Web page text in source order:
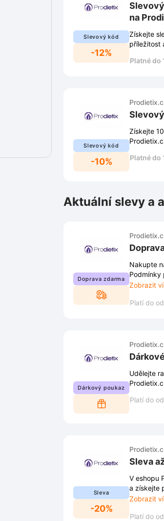
Slevový kód
-12%
na
Získejte
příležitost
Platné do
Slevový kód
-10%
Získejte
Platné do
Aktuální slevy a
Doprava zdarma
Nakupte
Podmínky
stránkách
Zobrazit
Platí do
Dárkový poukaz
Udělejte
Platí do
Sleva
-20%
Sleva
V eshopu
a získejte
Zobrazit
Platí do